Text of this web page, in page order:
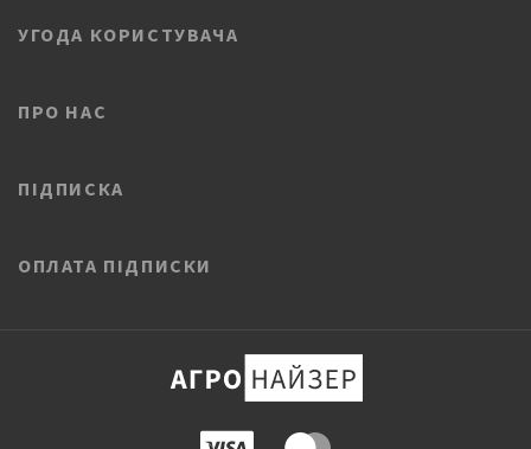
УГОДА КОРИСТУВАЧА
ПРО НАС
ПІДПИСКА
ОПЛАТА ПІДПИСКИ